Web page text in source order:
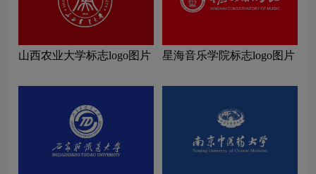
山西农业大学标志logo图片 星海音乐学院标志logo图片